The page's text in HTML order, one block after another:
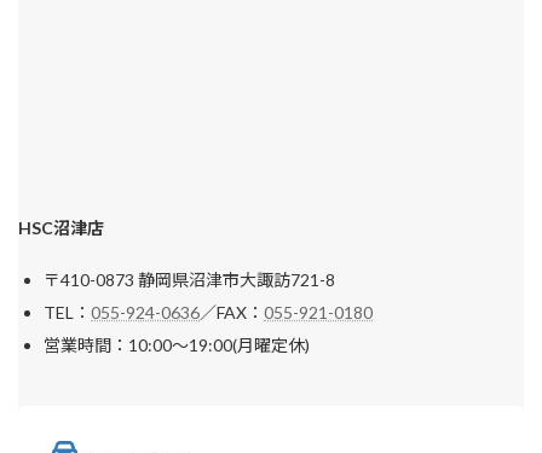
HSC沼津店
〒410-0873 静岡県沼津市大諏訪721-8
TEL： 055-924-0636／FAX： 055-921-0180
営業時間：10:00〜19:00(月曜定休)